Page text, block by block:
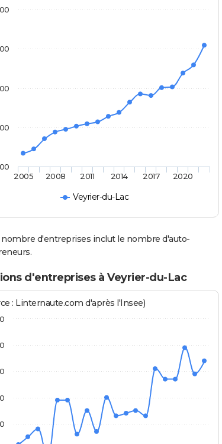
Veyrier-du-Lac
2005 2008 2011 2014 2017 2020
nombre d'entreprises inclut le nombre d'auto-
d'entreprises à Veyrier-du-Lac
: Linternaute.com d'après l'Insee)